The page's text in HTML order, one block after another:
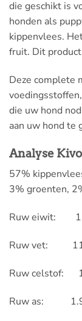
die geschikt is
honden als
kippenvlees.
fruit. Dit
Deze complete
die uw hond
aan uw hond te
Analyse
57%
3% groenten,
Ruw eiwit:
Ruw vet:
Ruw celstof:
Ruw as: